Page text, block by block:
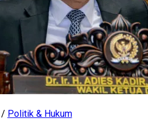
/ Politik & Hukum